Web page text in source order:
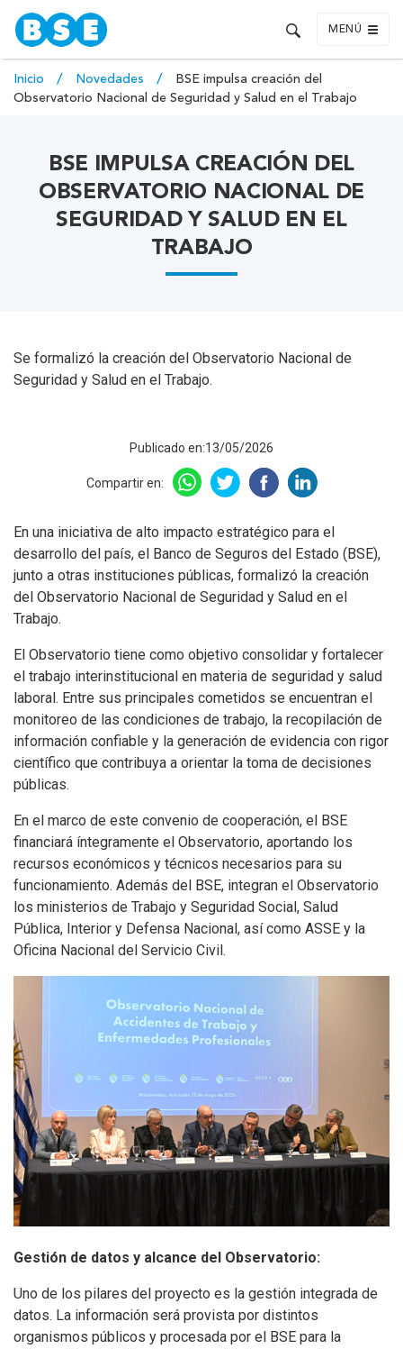
MENÚ
Inicio Novedades
BSE impulsa creación del
Observatorio Nacional de Seguridad y Salud en el Trabajo
BSE IMPULSA CREACIÓN DEL
OBSERVATORIO NACIONAL DE
SEGURIDAD Y SALUD EN EL
TRABAJO
Se formalizó la creación del Observatorio Nacional de
Seguridad y Salud en el Trabajo.
Publicado en:13/05/2026
Compartir en:
En una iniciativa de alto impacto estratégico para el
desarrollo del país, el Banco de Seguros del Estado (BSE),
junto a otras instituciones públicas, formalizó la creación
del Observatorio Nacional de Seguridad y Salud en el
Trabajo.
El Observatorio tiene como objetivo consolidar y fortalecer
el trabajo interinstitucional en materia de seguridad y salud
laboral. Entre sus principales cometidos se encuentran el
monitoreo de las condiciones de trabajo, la recopilación de
información confiable y la generación de evidencia con rigor
científico que contribuya a orientar la toma de decisiones
públicas.
En el marco de este convenio de cooperación, el BSE
financiará íntegramente el Observatorio, aportando los
recursos económicos y técnicos necesarios para su
funcionamiento. Además del BSE, integran el Observatorio
los ministerios de Trabajo y Seguridad Social, Salud
Pública, Interior y Defensa Nacional, así como ASSE y la
Oficina Nacional del Servicio Civil.
Gestión de datos y alcance del Observatorio:
Uno de los pilares del proyecto es la gestión integrada de
datos. La información será provista por distintos
organismos públicos y procesada por el BSE para la